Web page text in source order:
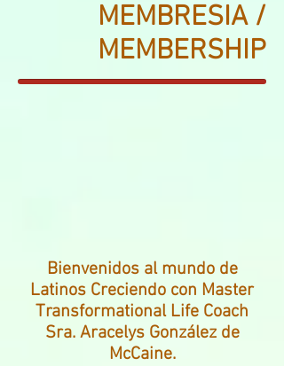
Bienvenidos al mundo de
Latinos Creciendo con Master
Transformational Life Coach
Sra. Aracelys González de
McCaine.
MEMBRESIA /
MEMBERSHIP